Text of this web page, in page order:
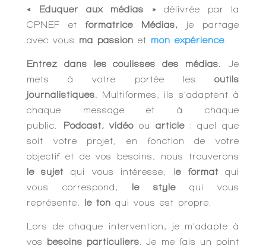
« Eduquer aux médias » délivrée par la
CPNEF et formatrice Médias, je partage
avec vous ma passion et mon expérience.
Entrez dans les coulisses des médias. Je
mets à votre portée lesoutils
journalistiques. Multiformes, ils s’adaptent à
chaque message et à chaque
public. Podcast, vidéoou article : quel que
soit votre projet, en fonction de votre
objectif et de vos besoins, nous trouverons
le sujet qui vous intéresse, le format qui
vous correspond, le style qui vous
représente, le ton qui vous est propre.
Lors de chaque intervention, je m’adapte à
vos besoins particuliers. Je me fais un point